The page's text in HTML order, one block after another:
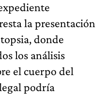
la presentación
donde
los análisis
el cuerpo del
podría